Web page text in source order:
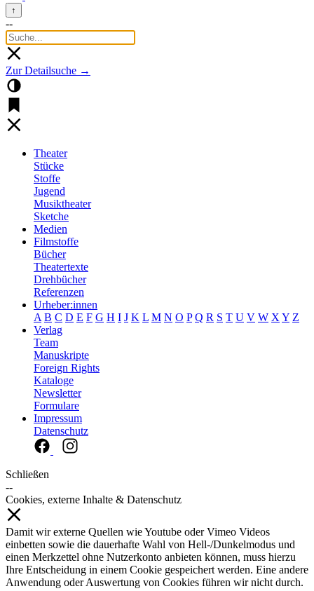
↑
--
Zur Detailsuche →
Theater
Stücke
Stoffe
Jugend
Musiktheater
Sketche
Medien
Filmstoffe
Bücher
Theatertexte
Drehbücher
Referenzen
Urheber:innen
A B C D E F G H I J K L M N O P Q R S T U V W X Y Z
Verlag
Team
Manuskripte
Foreign Rights
Kataloge
Newsletter
Formulare
Impressum
Datenschutz
Schließen
--
Cookies, externe Inhalte & Datenschutz
Damit wir externe Quellen wie Youtube oder Vimeo Videos
einbetten sowie die dauerhafte Wahl von Hell-/Dunkelmodus und
einen Merkzettel ohne Nutzerkonto anbieten können, muss hierzu
Ihre Entscheidung in einem Cookie gespeichert werden. Eine andere
Anwendung oder Auswertung von Cookies führen wir nicht durch.